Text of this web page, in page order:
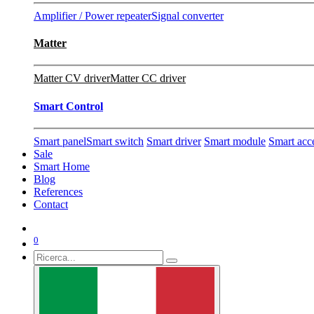
Amplifier / Power repeaterSignal converter
Matter
Matter CV driverMatter CC driver
Smart Control
Smart panelSmart switch Smart driver Smart module Smart
Sale
Smart Home
Blog
References
Contact
0